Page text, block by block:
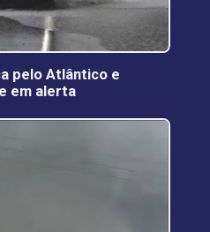
pelo Atlântico e
em alerta